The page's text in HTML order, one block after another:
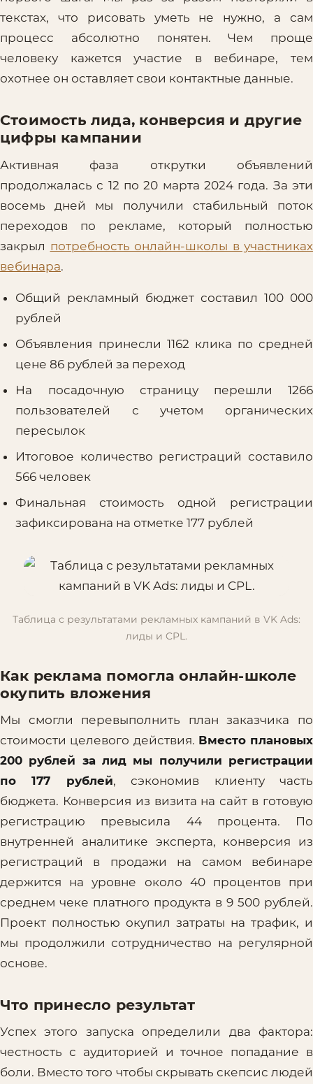
текстах, что рисовать уметь не нужно, а сам
процесс абсолютно понятен. Чем проще
человеку кажется участие в вебинаре, тем
охотнее он оставляет свои контактные данные.
Стоимость лида, конверсия и другие
цифры кампании
Активная фаза открутки объявлений
продолжалась с 12 по 20 марта 2024 года. За эти
восемь дней мы получили стабильный поток
переходов по рекламе, который полностью
закрыл потребность онлайн-школы в участниках
вебинара.
Общий рекламный бюджет составил 100 000
рублей
Объявления принесли 1162 клика по средней
цене 86 рублей за переход
На посадочную страницу перешли 1266
пользователей с учетом органических
пересылок
Итоговое количество регистраций составило
566 человек
Финальная стоимость одной регистрации
зафиксирована на отметке 177 рублей
Таблица с результатами рекламных кампаний в VK Ads:
лиды и CPL.
Как реклама помогла онлайн-школе
окупить вложения
Мы смогли перевыполнить план заказчика по
стоимости целевого действия. Вместо плановых
200 рублей за лид мы получили регистрации
по 177 рублей, сэкономив клиенту часть
бюджета. Конверсия из визита на сайт в готовую
регистрацию превысила 44 процента. По
внутренней аналитике эксперта, конверсия из
регистраций в продажи на самом вебинаре
держится на уровне около 40 процентов при
среднем чеке платного продукта в 9 500 рублей.
Проект полностью окупил затраты на трафик, и
мы продолжили сотрудничество на регулярной
основе.
Что принесло результат
Успех этого запуска определили два фактора:
честность с аудиторией и точное попадание в
боли. Вместо того чтобы скрывать скепсис людей